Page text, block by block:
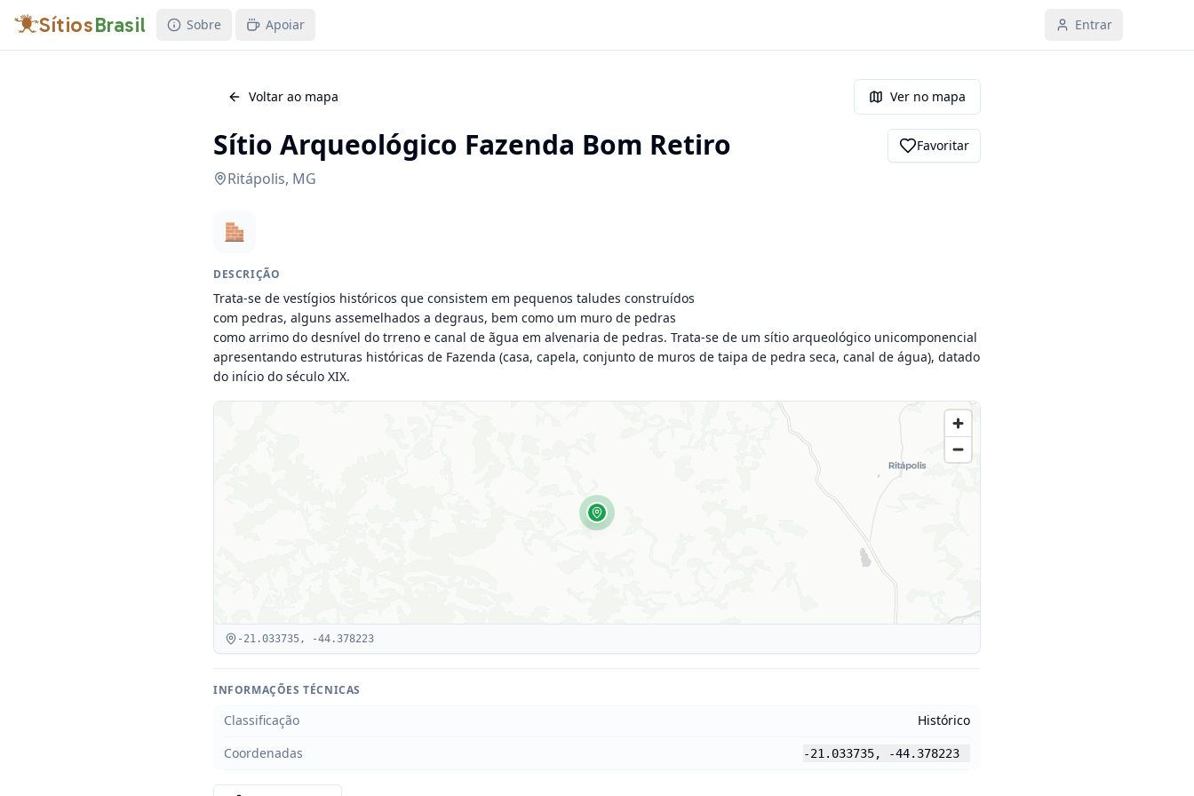
SítiosBrasil Sobre Apoiar Entrar
Voltar ao mapa Ver no mapa
Sítio Arqueológico Fazenda Bom Retiro
Ritápolis, MG
Favoritar
DESCRIÇÃO
Trata-se de vestígios históricos que consistem em pequenos taludes construídos
com pedras, alguns assemelhados a degraus, bem como um muro de pedras
como arrimo do desnível do trreno e canal de ãgua em alvenaria de pedras. Trata-se de um sítio arqueológico unicomponencial
apresentando estruturas históricas de Fazenda (casa, capela, conjunto de muros de taipa de pedra seca, canal de água), datado
do início do século XIX.
-21.033735, -44.378223
INFORMAÇÕES TÉCNICAS
Classificação
Histórico
Coordenadas
-21.033735, -44.378223